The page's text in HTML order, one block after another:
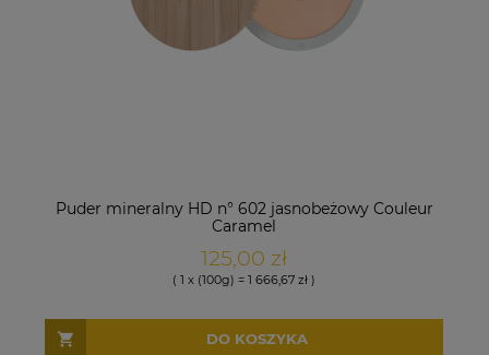
Puder mineralny HD n° 602 jasnobeżowy Couleur
Caramel
125,00 zł
( 1 x (100g) = 1 666,67 zł )
DO KOSZYKA